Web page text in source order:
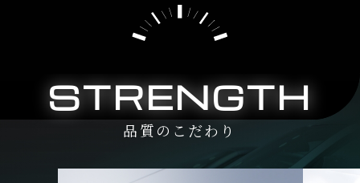
STRENGTH
品質のこだわり